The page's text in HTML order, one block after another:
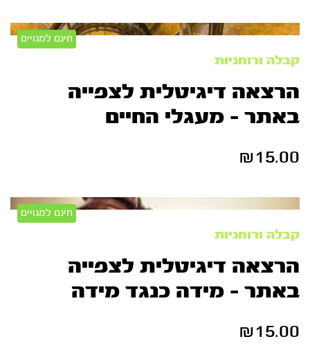
חינם למנויים
קבלה ורוחניות
הרצאה דיגיטלית לצפייה
באתר – מעגלי החיים
₪15.00
חינם למנויים
קבלה ורוחניות
הרצאה דיגיטלית לצפייה
באתר – מידה כנגד מידה
₪15.00